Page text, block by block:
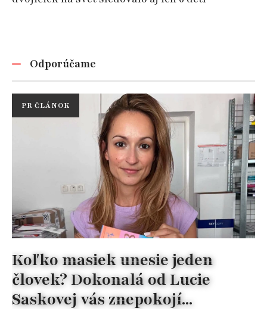
Odporúčame
PR ČLÁNOK
Koľko masiek unesie jeden
človek? Dokonalá od Lucie
Saskovej vás znepokojí...